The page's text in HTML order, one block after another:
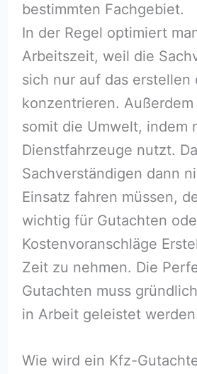
bestimmten Fachgebiet.
In der Regel optimiert
Arbeitszeit, weil die
sich nur auf das erstellen
konzentrieren.
somit die Umwelt, indem
Dienstfahrzeuge nutzt.
Sachverständigen dann
Einsatz fahren müssen,
wichtig für Gutachten
Kostenvoranschläge
Zeit zu nehmen. Die
Gutachten muss
in Arbeit geleistet
Wie wird ein Kfz-